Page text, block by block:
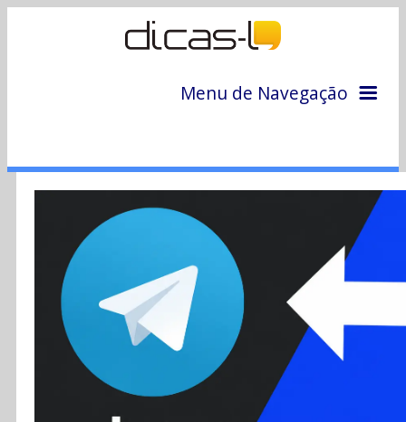
Menu de Navegação
Colunas
Colaboradores